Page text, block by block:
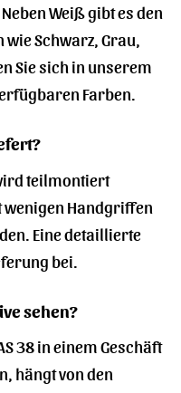
Weiß gibt es den
Schwarz, Grau,
Sie sich in unserem
Farben.
teilmontiert
wenigen Handgriffen
Eine detaillierte
bei.
sehen?
38 in einem Geschäft
hängt von den